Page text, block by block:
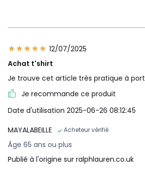
12/07/2025
Achat t'shirt
Je trouve cet article très pratique à
Je recommande ce produit
Date d'utilisation 2025-06-26 08:12:45
MAYALABEILLE
Acheteur vérifié
Âge 65 ans ou plus
Publié à l'origine sur ralphlauren.co.uk